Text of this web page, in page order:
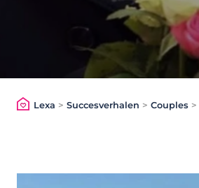
Lexa > Succesverhalen > Couples >